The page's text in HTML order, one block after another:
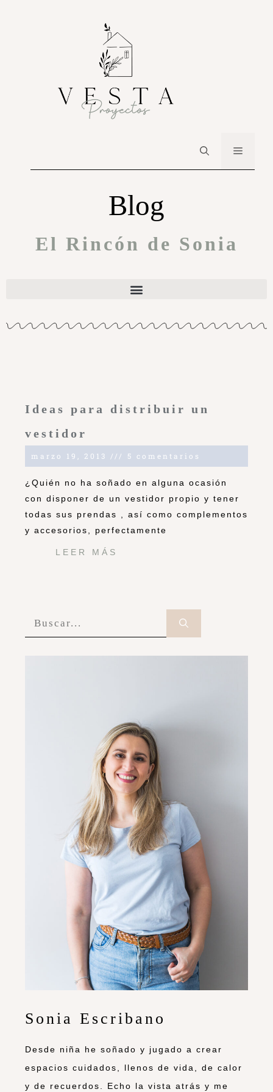
Blog
El Rincón de Sonia
Ideas para distribuir un
vestidor
marzo 19, 2013 5 comentarios
¿Quién no ha soñado en alguna ocasión
con disponer de un vestidor propio y tener
todas sus prendas , así como complementos
y accesorios, perfectamente
LEER MÁS
Sonia Escribano
Desde niña he soñado y jugado a crear
espacios cuidados, llenos de vida, de calor
y de recuerdos. Echo la vista atrás y me